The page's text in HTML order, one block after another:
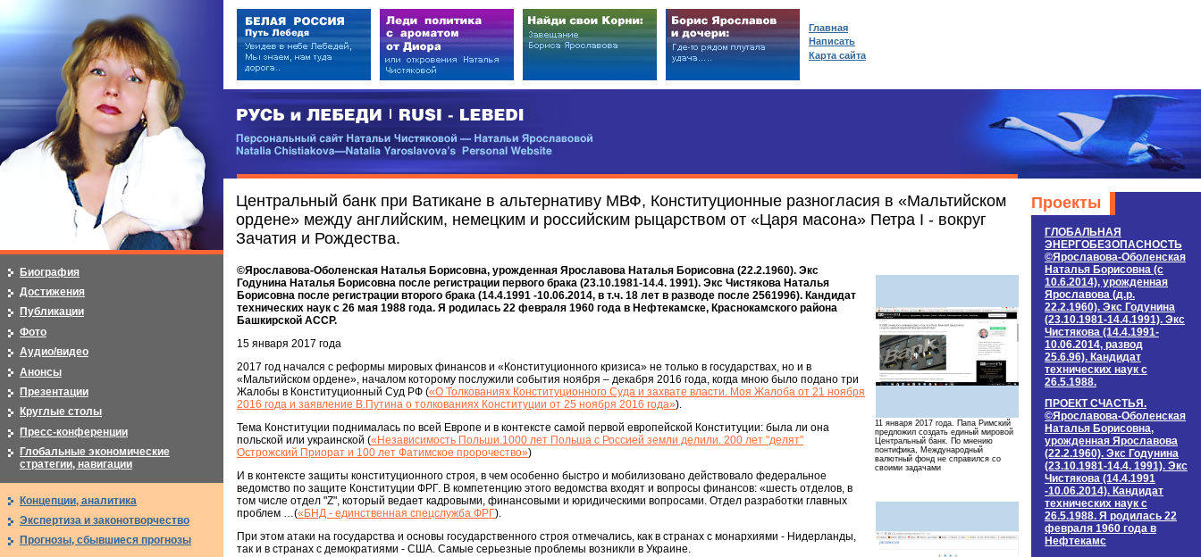
РУСЬ и ЛЕБЕДИ | RUSI — LEBEDI
Персональный сайт Натальи Чистяковой — Натальи Ярославовой
Центральный банк при Ватикане в альтернативу МВФ, Конституционные разногласия в «Мальтийском
ордене» между английским, немецким и российским рыцарством от «Царя масона» Петра I - вокруг
Зачатия и Рождества.
11 января 2017 года. Папа Римский
предложил создать единый мировой
Центральный банк. По мнению
понтифика, Международный
валютный фонд не справился со
своими задачами
©Ярославова-Оболенская Наталья Борисовна, урожденная Ярославова Наталья Борисовна (22.2.1960). Экс
Годунина Наталья Борисовна после регистрации первого брака (23.10.1981-14.4. 1991). Экс Чистякова Наталья
Борисовна после регистрации второго брака (14.4.1991 -10.06.2014, в т.ч. 18 лет в разводе после 2561996). Кандидат
технических наук с 26 мая 1988 года. Я родилась 22 февраля 1960 года в Нефтекамске, Краснокамского района
Башкирской АССР.
15 января 2017 года
2017 год начался с реформы мировых финансов и «Конституционного кризиса» не только в государствах, но и в
«Мальтийском ордене», началом которому послужили события ноября – декабря 2016 года, когда мною было подано три
Жалобы в Конституционный Суд РФ («О Толкованиях Конституционного Суда и захвате власти. Моя Жалоба от 21 ноября
2016 года и заявление В.Путина о толкованиях Конституции от 25 ноября 2016 года»).
Тема Конституции поднималась по всей Европе и в контексте самой первой европейской Конституции: была ли она
польской или украинской («Независимость Польши.1000 лет Польша с Россией земли делили. 200 лет "делят"
Острожский Приорат и 100 лет Фатимское пророчество»)
И в контексте защиты конституционного строя, в чем особенно быстро и мобилизовано действовало федеральное
ведомство по защите Конституции ФРГ. В компетенцию этого ведомства входят и вопросы финансов: «шесть отделов, в
том числе отдел "Z", который ведает кадровыми, финансовыми и юридическими вопросами. Отдел разработки главных
проблем …(«БНД - единственная спецслужба ФРГ).
При этом атаки на государства и основы государственного строя отмечались, как в странах с монархиями - Нидерланды,
так и в странах с демократиями - США. Самые серьезные проблемы возникли в Украине.
Проекты
ГЛОБАЛЬНАЯ
ЭНЕРГОБЕЗОПАСНОСТЬ
©Ярославова-Оболенская
Наталья Борисовна (c
10.6.2014), урожденная
Ярославова (д.р.
22.2.1960). Экс Годунина
(23.10.1981-14.4.1991). Экс
Чистякова (14.4.1991-
10.06.2014, развод
25.6.96). Кандидат
технических наук c
26.5.1988.
ПРОЕКТ СЧАСТЬЯ.
©Ярославова-Оболенская
Наталья Борисовна,
урожденная Ярославова
(22.2.1960). Экс Годунина
(23.10.1981-14.4. 1991). Экс
Чистякова (14.4.1991
-10.06.2014). Кандидат
технических наук c
26.5.1988. Я родилась 22
февраля 1960 года в
Нефтекамс
Биография
Достижения
Публикации
Фото
Аудио/видео
Анонсы
Презентации
Круглые столы
Пресс-конференции
Глобальные экономические
стратегии, навигации
Концепции, аналитика
Экспертиза и законотворчество
Прогнозы, сбывшиеся прогнозы
Главная
Написать
Карта сайта